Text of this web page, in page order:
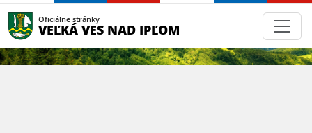
Oficiálne stránky
VEĽKÁ VES NAD IPĽOM